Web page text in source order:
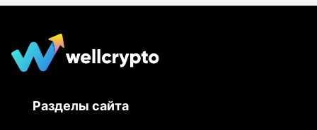
Разделы сайта